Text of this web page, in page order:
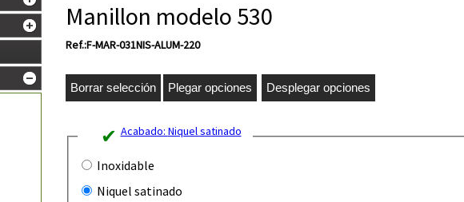
Manillon modelo 530
Ref.:F-MAR-031NIS-ALUM-220
Acabado: Niquel satinado
Inoxidable
Niquel satinado